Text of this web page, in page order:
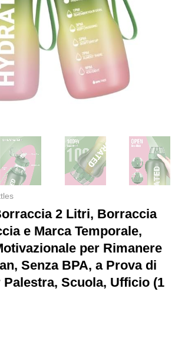
2 Litri, Borraccia
e Marca Temporale,
per Rimanere
Senza BPA, a Prova di
Palestra, Scuola, Ufficio (1